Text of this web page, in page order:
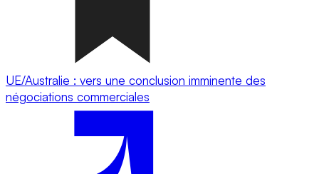
UE/Australie : vers une conclusion imminente des
négociations commerciales